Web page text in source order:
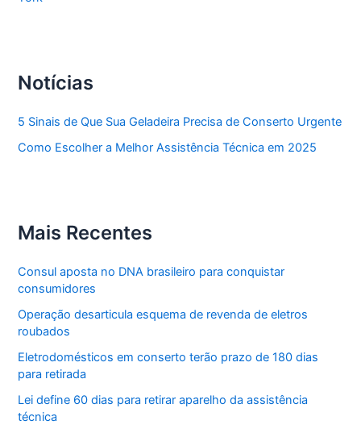
Notícias
5 Sinais de Que Sua Geladeira Precisa de Conserto Urgente
Como Escolher a Melhor Assistência Técnica em 2025
Mais Recentes
Consul aposta no DNA brasileiro para conquistar
consumidores
Operação desarticula esquema de revenda de eletros
roubados
Eletrodomésticos em conserto terão prazo de 180 dias
para retirada
Lei define 60 dias para retirar aparelho da assistência
técnica